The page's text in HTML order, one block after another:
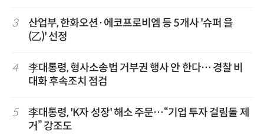
3
산업부, 한화오션·에코프로비엠 등 5개사 '슈퍼 을
(乙)' 선정
4
李대통령, 형사소송법 거부권 행사 안 한다… 경찰 비
대화 후속조치 점검
5
李대통령, 'K자 성장' 해소 주문…“기업 투자 걸림돌 제
거” 강조도